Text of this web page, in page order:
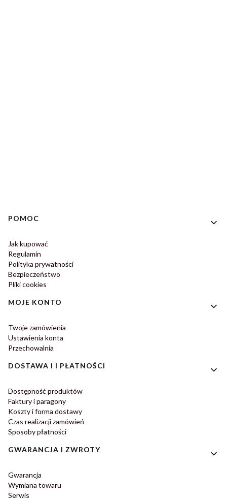
Linki w stopce
POMOC
Jak kupować
Regulamin
Polityka prywatności
Bezpieczeństwo
Pliki cookies
MOJE KONTO
Twoje zamówienia
Ustawienia konta
Przechowalnia
DOSTAWA I I PŁATNOŚCI
Dostępność produktów
Faktury i paragony
Koszty i forma dostawy
Czas realizacji zamówień
Sposoby płatności
GWARANCJA I ZWROTY
Gwarancja
Wymiana towaru
Serwis